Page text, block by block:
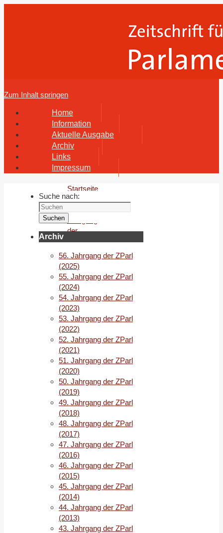
Zum Inhalt springen
Home
Information
Aktuelle Ausgabe
Archiv
Links
Impressum
Startseite
Archiv
Jahrgang
der
ZParl
(2020)
Abstracts
2/2020
deutsch
Abstracts
2/2020
deutsch
Probst
Lothar
Die
Bürgerschaftswahl
in
Bremen
vom
26.
Mai
2019:
CDU
gewinnt,
aber
Rot-
Grün-
Rot
regiert.
Suche nach:
Suchen
Archiv
56. Jahrgang der ZParl
(2025)
55. Jahrgang der ZParl
(2024)
54. Jahrgang der ZParl
(2023)
53. Jahrgang der ZParl
(2022)
52. Jahrgang der ZParl
(2021)
51. Jahrgang der ZParl
(2020)
50. Jahrgang der ZParl
(2019)
49. Jahrgang der ZParl
(2018)
48. Jahrgang der ZParl
(2017)
47. Jahrgang der ZParl
(2016)
46. Jahrgang der ZParl
(2015)
45. Jahrgang der ZParl
(2014)
44. Jahrgang der ZParl
(2013)
43. Jahrgang der ZParl